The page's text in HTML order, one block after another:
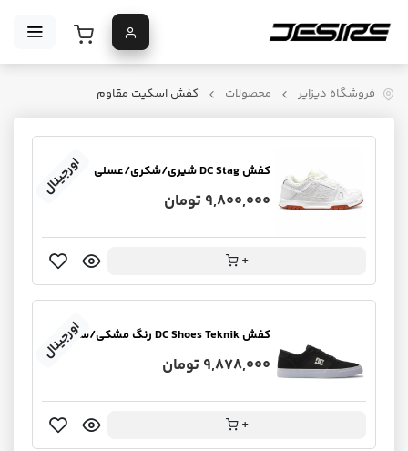
فروشگاه دیزایر محصولات کفش اسکیت مقاوم
کفش DC Stag شیری/شکری/عسلی
9,800,000 تومان
+
اورجینال
کفش DC Shoes Teknik رنگ مشکی/سفید
9,878,000 تومان
+
اورجینال